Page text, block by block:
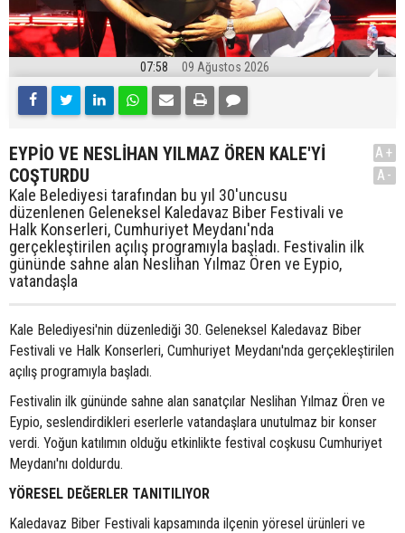
07:58 09 Ağustos 2026
EYPİO VE NESLİHAN YILMAZ ÖREN KALE'Yİ
COŞTURDU
Kale Belediyesi tarafından bu yıl 30'uncusu
düzenlenen Geleneksel Kaledavaz Biber Festivali ve
Halk Konserleri, Cumhuriyet Meydanı'nda
gerçekleştirilen açılış programıyla başladı. Festivalin ilk
gününde sahne alan Neslihan Yılmaz Ören ve Eypio,
vatandaşla
A+
A-
Kale Belediyesi'nin düzenlediği 30. Geleneksel Kaledavaz Biber
Festivali ve Halk Konserleri, Cumhuriyet Meydanı'nda gerçekleştirilen
açılış programıyla başladı.
Festivalin ilk gününde sahne alan sanatçılar Neslihan Yılmaz Ören ve
Eypio, seslendirdikleri eserlerle vatandaşlara unutulmaz bir konser
verdi. Yoğun katılımın olduğu etkinlikte festival coşkusu Cumhuriyet
Meydanı'nı doldurdu.
YÖRESEL DEĞERLER TANITILIYOR
Kaledavaz Biber Festivali kapsamında ilçenin yöresel ürünleri ve